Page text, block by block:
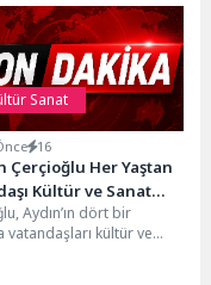
Sanat
16
Çerçioğlu Her Yaştan
Kültür ve Sanat
İle Buluşturmaya
Ediyor
Aydın’ın dört bir
vatandaşları kültür ve